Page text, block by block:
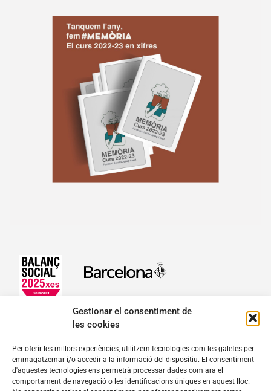
Gestionar el consentiment de
les cookies
Per oferir les millors experiències, utilitzem tecnologies com les galetes per
emmagatzemar i/o accedir a la informació del dispositiu. El consentiment
d'aquestes tecnologies ens permetrà processar dades com ara el
comportament de navegació o les identificacions úniques en aquest lloc.
fundacio@josepcarol.cat
Mare de Déu del Pilar, 16-18. 08003 Barcelona
Tel.932 689 111